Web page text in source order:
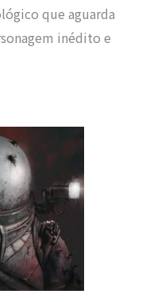
que aguarda
inédito e